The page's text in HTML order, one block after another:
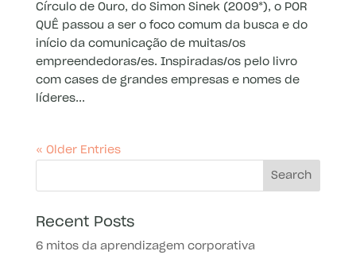
Círculo de Ouro, do Simon Sinek (2009*), o POR
QUÊ passou a ser o foco comum da busca e do
início da comunicação de muitas/os
empreendedoras/es. Inspiradas/os pelo livro
com cases de grandes empresas e nomes de
líderes...
« Older Entries
Recent Posts
6 mitos da aprendizagem corporativa